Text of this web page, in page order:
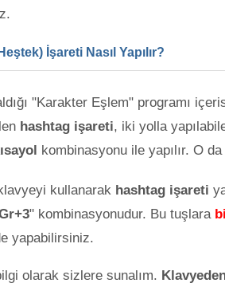
İşareti Nasıl Yapılır?
"Karakter Eşlem" programı
hashtag işareti, iki yolla
kombinasyonu ile yapılır. O
kullanarak hashtag işareti
" kombinasyonudur. Bu tuşlara
yapabilirsiniz.
olarak sizlere sunalım.